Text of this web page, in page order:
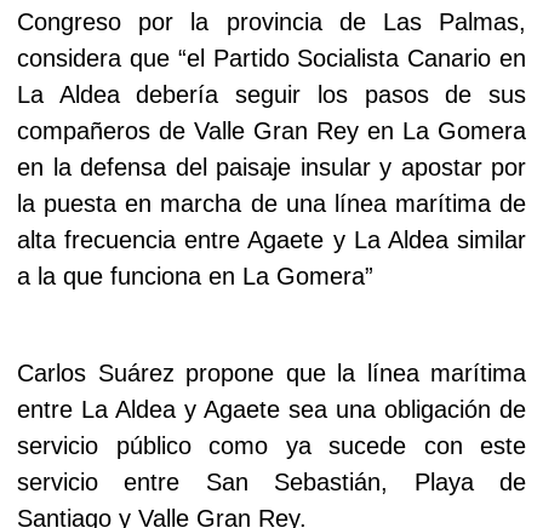
Congreso por la provincia de Las Palmas,
considera que “el Partido Socialista Canario en
La Aldea debería seguir los pasos de sus
compañeros de Valle Gran Rey en La Gomera
en la defensa del paisaje insular y apostar por
la puesta en marcha de una línea marítima de
alta frecuencia entre Agaete y La Aldea similar
a la que funciona en La Gomera”
Carlos Suárez propone que la línea marítima
entre La Aldea y Agaete sea una obligación de
servicio público como ya sucede con este
servicio entre San Sebastián, Playa de
Santiago y Valle Gran Rey.